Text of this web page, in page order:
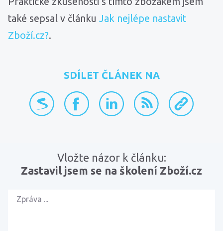
také sepsal v článku Jak nejlépe nastavit
Zboží.cz?.
SDÍLET ČLÁNEK NA
přidat na Seznam.cz
sdílet na Facebooku
sdílet na LinkedInu
RSS kanálzkopírovat
Vložte názor k článku:
Zastavil jsem se na školení Zboží.cz